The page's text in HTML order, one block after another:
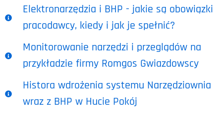
Elektronarzędzia i BHP - jakie są obowiązki
pracodawcy, kiedy i jak je spełnić?
Monitorowanie narzędzi i przeglądów na
przykładzie firmy Romgos Gwiazdowscy
Histora wdrożenia systemu Narzędziownia
wraz z BHP w Hucie Pokój